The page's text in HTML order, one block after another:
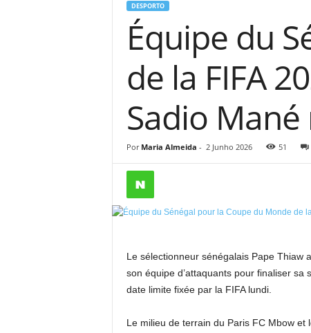
DESPORTO
Équipe du
de la FIFA
Sadio Mané
Por Maria Almeida - 2 Junho 2026 51
Le sélectionneur sénégalais Pape Thiaw
son équipe d’attaquants pour finaliser
date limite fixée par la FIFA lundi.
Le milieu de terrain du Paris FC Mbow et